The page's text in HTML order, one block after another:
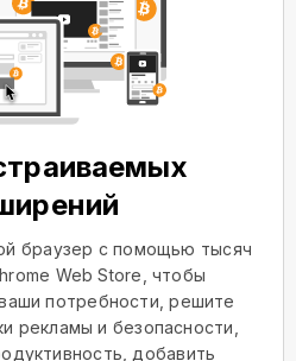
браузер с помощью тысяч
Web Store, чтобы
потребности, решите
рекламы и безопасности,
добавить